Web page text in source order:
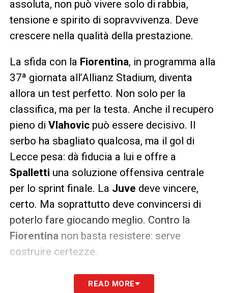
assoluta, non può vivere solo di rabbia,
tensione e spirito di sopravvivenza. Deve
crescere nella qualità della prestazione.
La sfida con la Fiorentina, in programma alla
37ª giornata all’Allianz Stadium, diventa
allora un test perfetto. Non solo per la
classifica, ma per la testa. Anche il recupero
pieno di Vlahovicpuò essere decisivo. Il
serbo ha sbagliato qualcosa, ma il gol di
Lecce pesa: dà fiducia a lui e offre a
Spalletti una soluzione offensiva centrale
per lo sprint finale. La Juve deve vincere,
certo. Ma soprattutto deve convincersi di
poterlo fare giocando meglio. Contro la
Fiorentinanon basta resistere: serve
costruire certezze.
READ MORE